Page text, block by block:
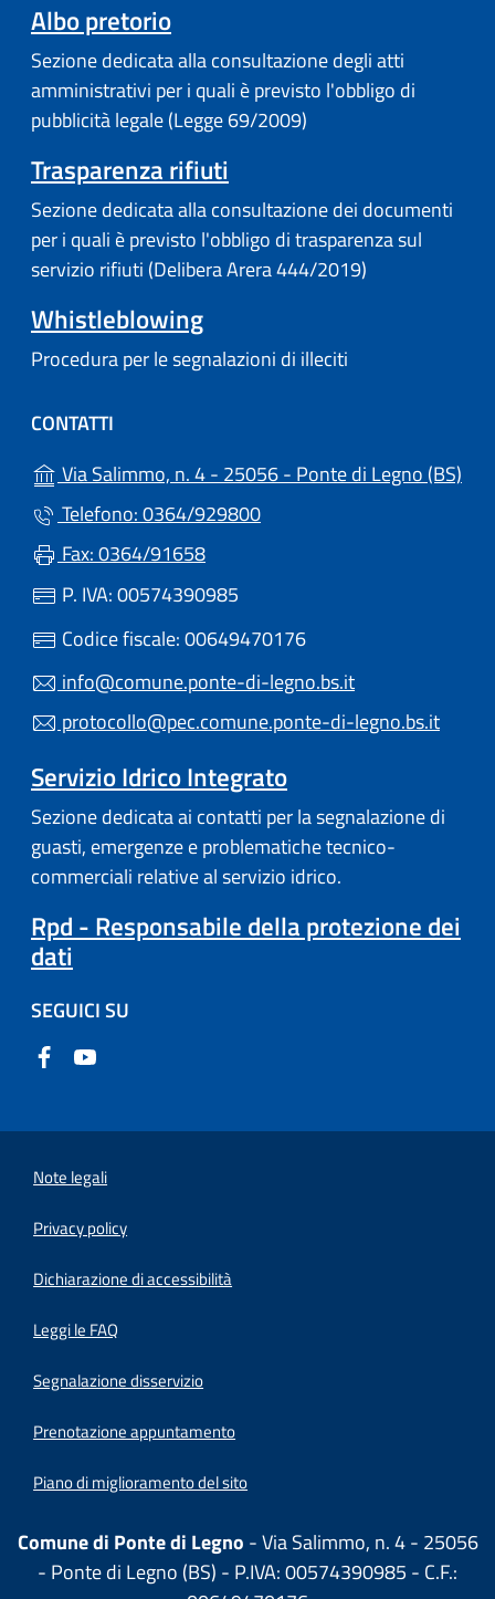
Albo pretorio
Sezione dedicata alla consultazione degli atti
amministrativi per i quali è previsto l'obbligo di
pubblicità legale (Legge 69/2009)
Trasparenza rifiuti
Sezione dedicata alla consultazione dei documenti
per i quali è previsto l'obbligo di trasparenza sul
servizio rifiuti (Delibera Arera 444/2019)
Whistleblowing
Procedura per le segnalazioni di illeciti
CONTATTI
Via Salimmo, n. 4 - 25056 - Ponte di Legno (BS)
Telefono: 0364/929800
Fax: 0364/91658
P. IVA: 00574390985
Codice fiscale: 00649470176
info@comune.ponte-di-legno.bs.it
protocollo@pec.comune.ponte-di-legno.bs.it
Servizio Idrico Integrato
Sezione dedicata ai contatti per la segnalazione di
guasti, emergenze e problematiche tecnico-
commerciali relative al servizio idrico.
Rpd - Responsabile della protezione dei
dati
SEGUICI SU
Note legali
Privacy policy
Dichiarazione di accessibilità
Leggi le FAQ
Segnalazione disservizio
Prenotazione appuntamento
Piano di miglioramento del sito
Comune di Ponte di Legno - Via Salimmo, n. 4 - 25056
- Ponte di Legno (BS) - P.IVA: 00574390985 - C.F.: